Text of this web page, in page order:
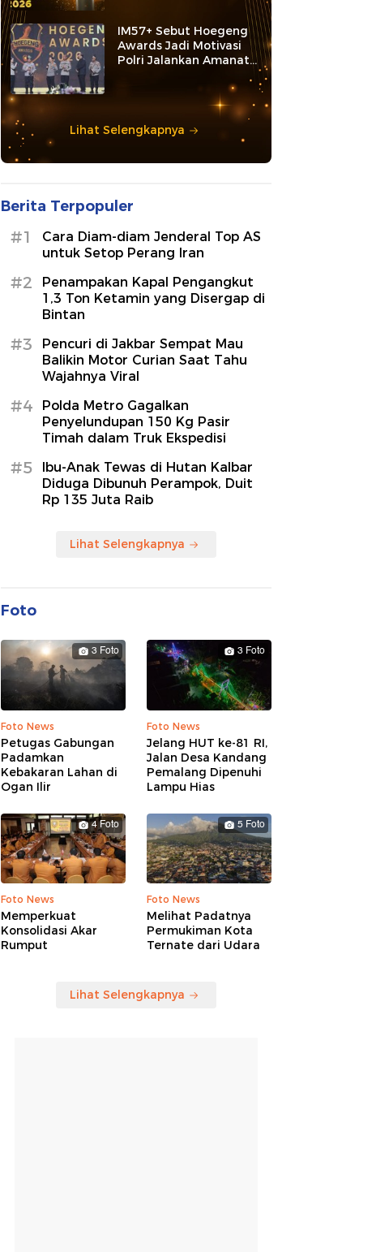
IM57+ Sebut Hoegeng
Awards Jadi Motivasi
Polri Jalankan Amanat
Lihat Selengkapnya
Berita Terpopuler
#1
Cara Diam-diam Jenderal Top AS
untuk Setop Perang Iran
#2
Penampakan Kapal Pengangkut
1,3 Ton Ketamin yang Disergap di
Bintan
#3
Pencuri di Jakbar Sempat Mau
Balikin Motor Curian Saat Tahu
Wajahnya Viral
#4
Polda Metro Gagalkan
Penyelundupan 150 Kg Pasir
Timah dalam Truk Ekspedisi
#5
Ibu-Anak Tewas di Hutan Kalbar
Diduga Dibunuh Perampok, Duit
Rp 135 Juta Raib
Lihat Selengkapnya
Foto
3 Foto
Foto News
Petugas Gabungan
Padamkan
Kebakaran Lahan di
Ogan Ilir
3 Foto
Foto News
Jelang HUT ke-81 RI,
Jalan Desa Kandang
Pemalang Dipenuhi
Lampu Hias
4 Foto
Foto News
Memperkuat
Konsolidasi Akar
Rumput
5 Foto
Foto News
Melihat Padatnya
Permukiman Kota
Ternate dari Udara
Lihat Selengkapnya